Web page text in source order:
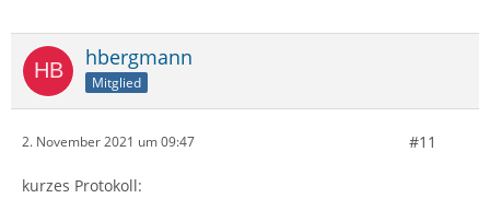
hbergmann
Mitglied
2. November 2021 um 09:47 #11
kurzes Protokoll: